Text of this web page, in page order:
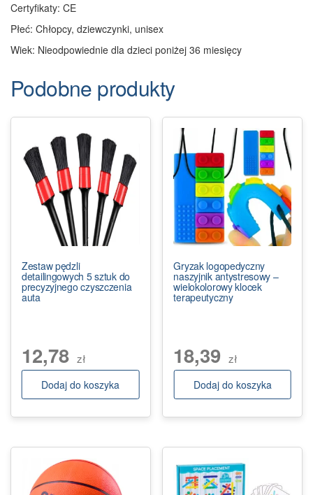
Certyfikaty: CE
Płeć: Chłopcy, dziewczynki, unisex
Wiek: Nieodpowiednie dla dzieci poniżej 36 miesięcy
Podobne produkty
Zestaw pędzli
detailingowych 5 sztuk do
precyzyjnego czyszczenia
auta
12,78 zł
Dodaj do koszyka
Gryzak logopedyczny
naszyjnik antystresowy –
wielokolorowy klocek
terapeutyczny
18,39 zł
Dodaj do koszyka